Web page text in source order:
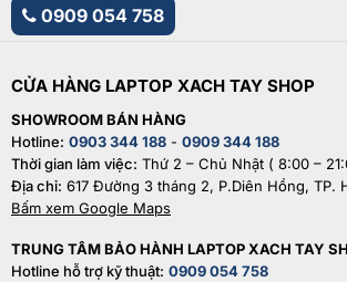
0909 054 758
CỬA HÀNG LAPTOP XACH TAY SHOP
SHOWROOM BÁN HÀNG
Hotline: 0903 344 188 - 0909 344 188
Thời gian làm việc: Thứ 2 – Chủ Nhật ( 8:00 –
Địa chỉ: 617 Đường 3 tháng 2, P.Diên Hồng, TP.
Bấm xem Google Maps
TRUNG TÂM BẢO HÀNH LAPTOP XACH TAY
Hotline hỗ trợ kỹ thuật: 0909 054 758